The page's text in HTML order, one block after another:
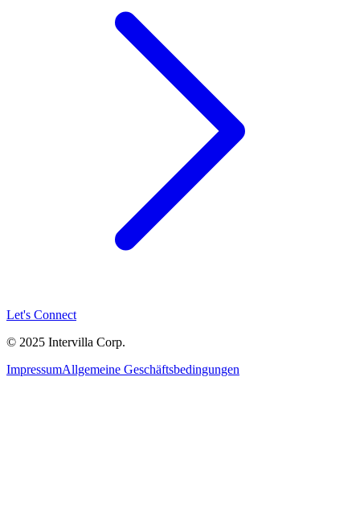
Let's Connect
© 2025 Intervilla Corp.
ImpressumAllgemeine Geschäftsbedingungen